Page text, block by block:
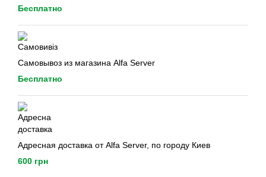
Бесплатно
Самовывоз из магазина Alfa Server
Бесплатно
Адресная доставка от Alfa Server, по городу Киев
600 грн